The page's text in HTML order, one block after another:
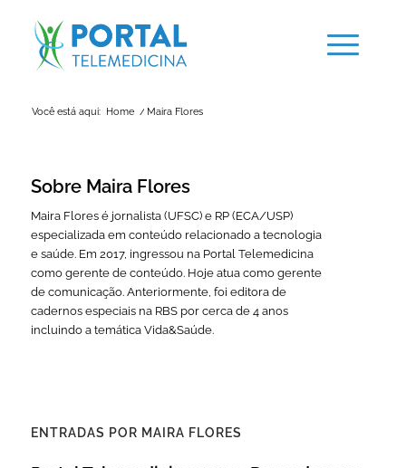
Você está aqui: Home / Maira Flores
Sobre Maira Flores
Maira Flores é jornalista (UFSC) e RP (ECA/USP)
especializada em conteúdo relacionado a tecnologia
e saúde. Em 2017, ingressou na Portal Telemedicina
como gerente de conteúdo. Hoje atua como gerente
de comunicação. Anteriormente, foi editora de
cadernos especiais na RBS por cerca de 4 anos
incluindo a temática Vida&Saúde.
ENTRADAS POR MAIRA FLORES